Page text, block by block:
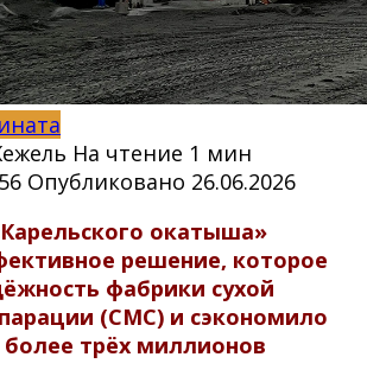
На чтение 1 мин
Опубликовано 26.06.2026
окатыша»
решение, которое
фабрики сухой
(СМС) и сэкономило
трёх миллионов